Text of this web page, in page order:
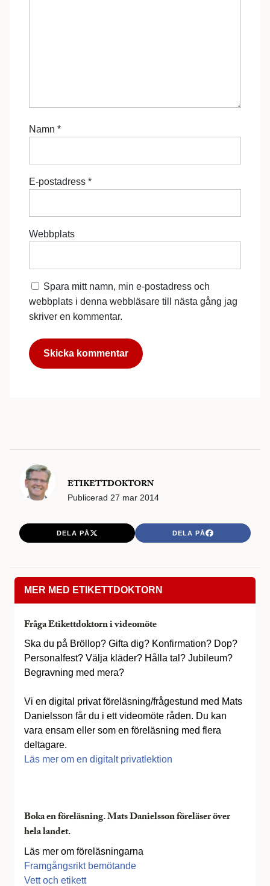
Namn *
E-postadress *
Webbplats
Spara mitt namn, min e-postadress och
webbplats i denna webbläsare till nästa gång jag
skriver en kommentar.
ETIKETTDOKTORN
Publicerad 27 mar 2014
DELA PÅ DELA PÅ
MER MED ETIKETTDOKTORN
Fråga Etikettdoktorn i videomöte
Ska du på Bröllop? Gifta dig? Konfirmation? Dop?
Personalfest? Välja kläder? Hålla tal? Jubileum?
Begravning med mera?
Vi en digital privat föreläsning/frågestund med Mats
Danielsson får du i ett videomöte råden. Du kan
vara ensam eller som en föreläsning med flera
deltagare.
Läs mer om en digitalt privatlektion
Boka en föreläsning. Mats Danielsson föreläser över
hela landet.
Läs mer om föreläsningarna
Framgångsrikt bemötande
Vett och etikett